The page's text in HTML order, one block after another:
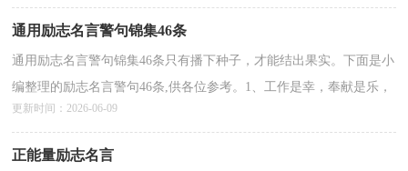
通用励志名言警句锦集46条
通用励志名言警句锦集46条只有播下种子，才能结出果实。下面是小
编整理的励志名言警句46条,供各位参考。1、工作是幸，奉献是乐，
快乐是福。2、只要愿意去做，人无所不能。3、努力是...
更新时间：2026-06-09
正能量励志名言